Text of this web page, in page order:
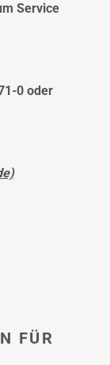
Service
0 oder
FÜR